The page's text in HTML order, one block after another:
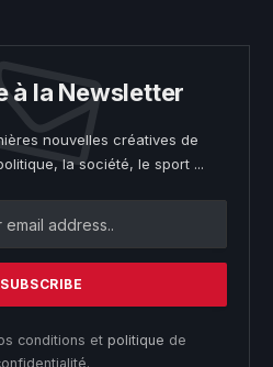
à la Newsletter
nouvelles créatives de
la société, le sport ...
conditions et politique de